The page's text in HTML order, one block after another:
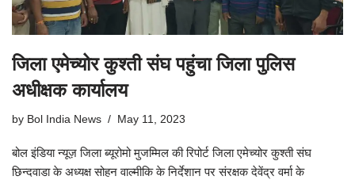
जिला एमेच्योर कुश्ती संघ पहुंचा जिला पुलिस
अधीक्षक कार्यालय
by Bol India News May 11, 2023
बोल इंडिया न्यूज़ जिला ब्यूरोमो मुजम्मिल की रिपोर्ट जिला एमेच्योर कुश्ती संघ
छिन्दवाडा के अध्यक्ष सोहन वाल्मीकि के निर्देशान पर संरक्षक देवेंद्र वर्मा के